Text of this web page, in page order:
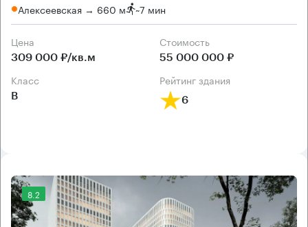
Алексеевская → 660 м ~7 мин
Цена
309 000 ₽/кв.м
Cтоимость
55 000 000 ₽
класс
B
рейтинг здания
6
8.2